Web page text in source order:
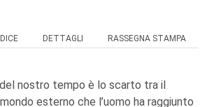
DETTAGLI RASSEGNA STAMPA
nostro tempo è lo scarto tra il
esterno che l’uomo ha raggiunto